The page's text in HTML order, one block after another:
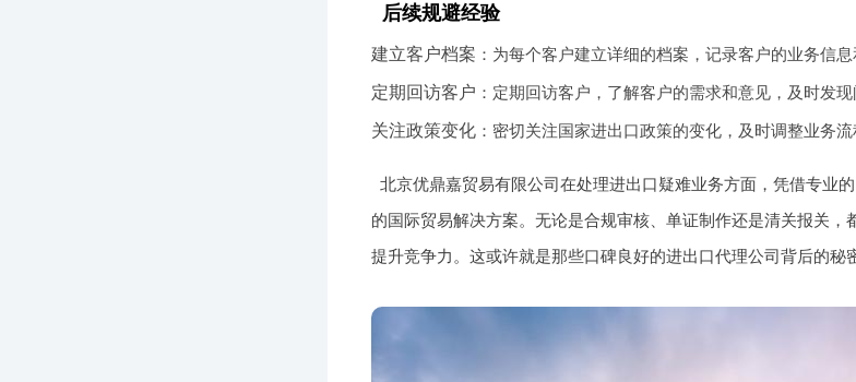
后续规避经验
建立客户档案 ：为每个客户建立详细的档案，记录客户的业务信
定期回访客户 ：定期回访客户，了解客户的需求和意见，及时发现
关注政策变化 ：密切关注国家进出口政策的变化，及时调整业务
北京优鼎嘉贸易有限公司在处理进出口疑难业务方面，凭借专业
的国际贸易解决方案。无论是合规审核、单证制作还是清关报关
提升竞争力。这或许就是那些口碑良好的进出口代理公司背后的秘